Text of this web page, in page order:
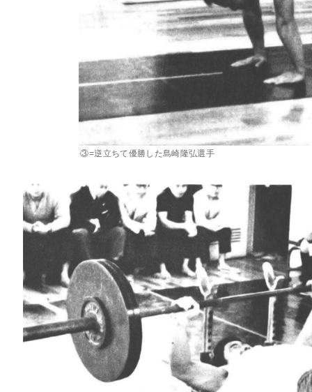
③=逆立ちて優勝した島崎隆弘選手